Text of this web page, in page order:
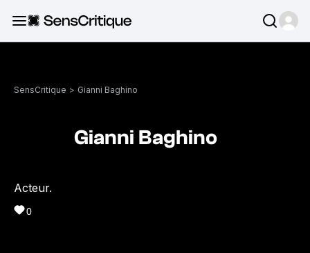
SensCritique > Gianni Baghino
Gianni Baghino
Acteur.
0